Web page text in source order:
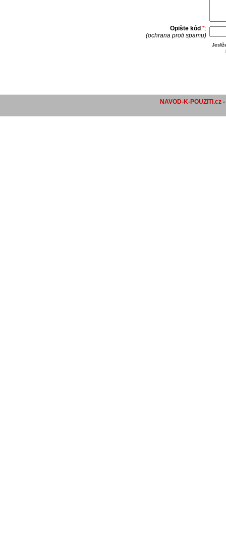
Opište kód *:
(ochrana proti spamu)
NAVOD-K-POUZITI.cz